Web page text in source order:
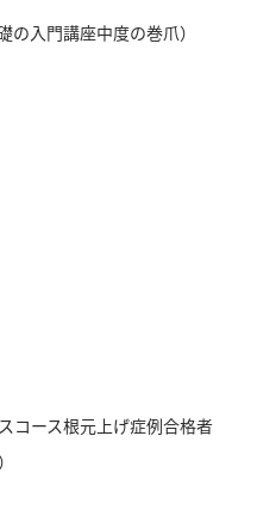
入門講座中度の巻爪）
コース根元上げ症例合格者